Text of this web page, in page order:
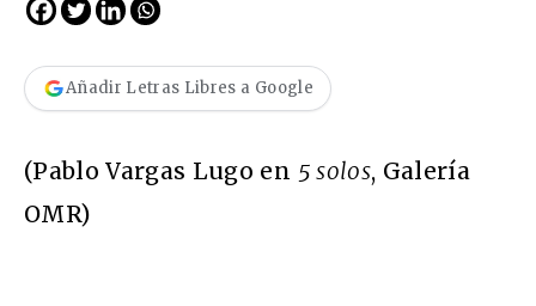
Añadir Letras Libres a Google
(Pablo Vargas Lugo en 5 solos, Galería
OMR)